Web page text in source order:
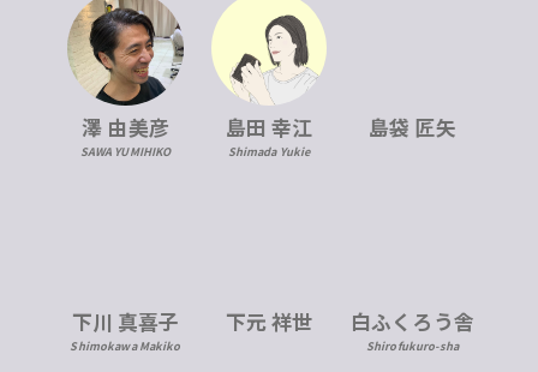
澤 由美彦
SAWA YUMIHIKO
島田 幸江
Shimada Yukie
島袋 匠矢
下川 真喜子
Shimokawa Makiko
下元 祥世 白ふくろう舎
Shirofukuro-sha